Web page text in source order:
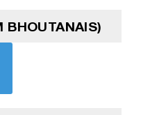
BHOUTANAIS)